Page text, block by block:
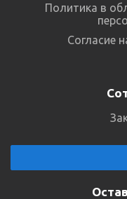
Политика в
Согласие